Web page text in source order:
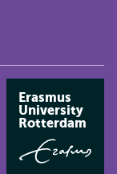
Erasmus
University
Rotterdam